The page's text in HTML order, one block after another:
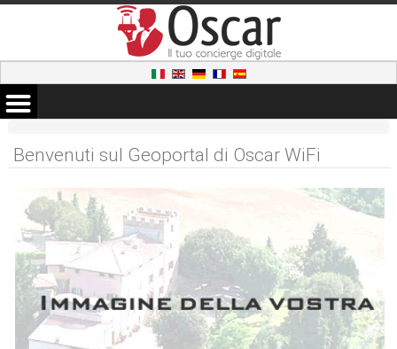
Benvenuti sul Geoportal di Oscar WiFi